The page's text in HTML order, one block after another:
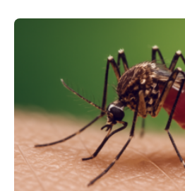
Grünalgen, die vor Hunderten
lebten. Unter den Vorfahren
die noch heute in der Natur
Süßwasseralge
dieser Gruppe bilden aus
mit scheibenförmiger Gestalt.
nächsten…